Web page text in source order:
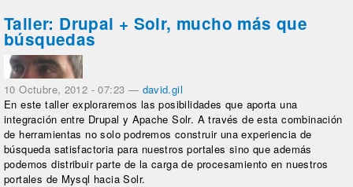
Taller: Drupal + Solr, mucho más que
búsquedas
10 Octubre, 2012 - 07:23 — david.gil
En este taller exploraremos las posibilidades que aporta una
integración entre Drupal y Apache Solr. A través de esta combinación
de herramientas no solo podremos construir una experiencia de
búsqueda satisfactoria para nuestros portales sino que además
podemos distribuir parte de la carga de procesamiento en nuestros
portales de Mysql hacia Solr.